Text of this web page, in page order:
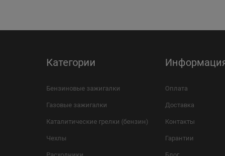
Категории
Бензиновые зажигалки
Газовые зажигалки
Каталитические грелки (бензин)
Чехлы
Оплата
Доставка
Контакты
Гарантии